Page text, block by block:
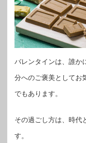
バレンタインは、誰か
分へのご褒美としてお
でもあります。
その過ごし方は、時代
す。